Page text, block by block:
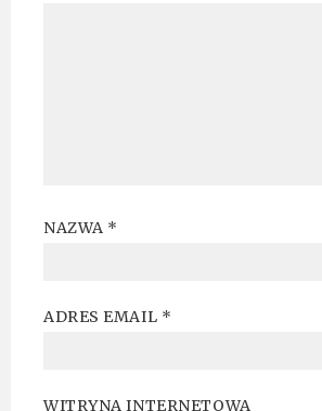
NAZWA *
ADRES EMAIL *
WITRYNA INTERNETOWA